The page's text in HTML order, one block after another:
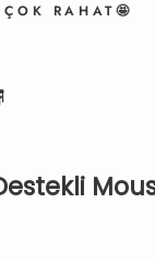
RAHAT🤩